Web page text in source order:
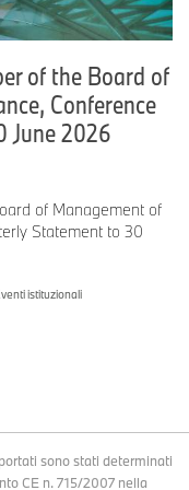
10,655 miliardi di
di euro. Al 31 dicembre
su una visione sul
Perciò, come parte
ha istituito la
di valore, la
of the Board of
Conference
June 2026
of Management of
Statement to 30
istituzionali
sono stati determinati
CE n. 715/2007 nella